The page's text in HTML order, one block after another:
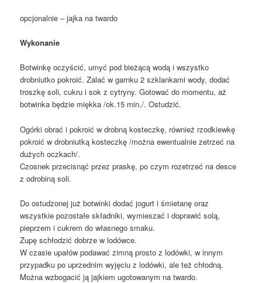
opcjonalnie – jajka na twardo
Wykonanie
Botwinkę oczyścić, umyć pod bieżącą wodą i wszystko
drobniutko pokroić. Zalać w garnku 2 szklankami wody, dodać
troszkę soli, cukru i sok z cytryny. Gotować do momentu, aż
botwinka będzie miękka /ok.15 min./. Ostudzić.
Ogórki obrać i pokroić w drobną kosteczkę, również rzodkiewkę
pokroić w drobniutką kosteczkę /można ewentualnie zetrzeć na
dużych oczkach/.
Czosnek przecisnąć przez praskę, po czym rozetrzeć na desce
z odrobiną soli.
Do ostudzonej już botwinki dodać jogurt i śmietanę oraz
wszystkie pozostałe składniki, wymieszać i doprawić solą,
pieprzem i cukrem do własnego smaku.
Zupę schłodzić dobrze w lodówce.
W czasie upałów podawać zimną prosto z lodówki, w innym
przypadku po uprzednim wyjęciu z lodówki, ale też chłodną.
Można wzbogacić ją jajkiem ugotowanym na twardo.